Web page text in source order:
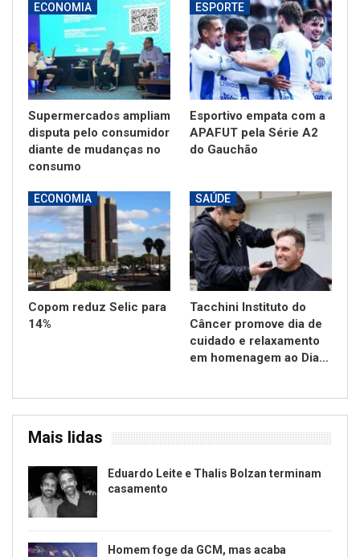
ECONOMIA
Supermercados ampliam
disputa pelo consumidor
diante de mudanças no
consumo
ESPORTE
Esportivo empata com a
APAFUT pela Série A2
do Gauchão
ECONOMIA
Copom reduz Selic para
14%
SAÚDE
Tacchini Instituto do
Câncer promove dia de
cuidado e relaxamento
em homenagem ao Dia…
Mais lidas
Eduardo Leite e Thalis Bolzan terminam
casamento
Homem foge da GCM, mas acaba